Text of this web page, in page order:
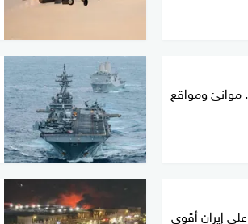
موانئ ومواقع
إيران أقوى